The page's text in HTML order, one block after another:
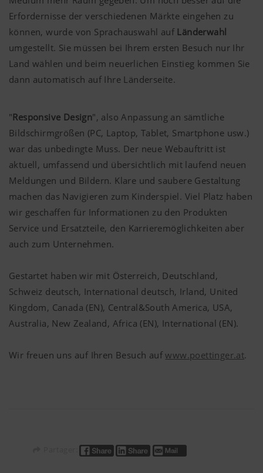
Erfordernisse der verschiedenen Märkte eingehen zu
können, wurde von Sprachauswahl auf Länderwahl
umgestellt. Sie müssen bei Ihrem ersten Besuch nur Ihr
Land wählen und beim neuerlichen Einstieg kommen Sie
dann automatisch auf Ihre Länderseite.
"Responsive Design", also Anpassung an sämtliche
Bildschirmgrößen (PC, Laptop, Tablet, Smartphone usw.)
war das unbedingte Muss. Der neue Webauftritt ist
aktuell, umfassend und übersichtlich mit laufend neuen
Meldungen und Bildern. Klare und saubere Gestaltung
machen das Navigieren zum Kinderspiel. Viel Platz haben
wir geschaffen für Informationen zu den Produkten
Service und Ersatzteile, den Karrieremöglichkeiten aber
auch zum Unternehmen.
Gestartet haben wir mit Österreich, Deutschland,
Schweiz deutsch, International deutsch, Irland, United
Kingdom, Canada (EN), Central&South America, USA,
Australia, New Zealand, Africa (EN), International (EN).
Wir freuen uns auf Ihren Besuch aufwww.poettinger.at.